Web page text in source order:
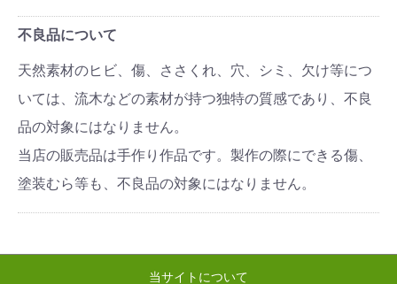
不良品について
天然素材のヒビ、傷、ささくれ、穴、シミ、欠け等につ
いては、流木などの素材が持つ独特の質感であり、不良
品の対象にはなりません。
当店の販売品は手作り作品です。製作の際にできる傷、
塗装むら等も、不良品の対象にはなりません。
当サイトについて